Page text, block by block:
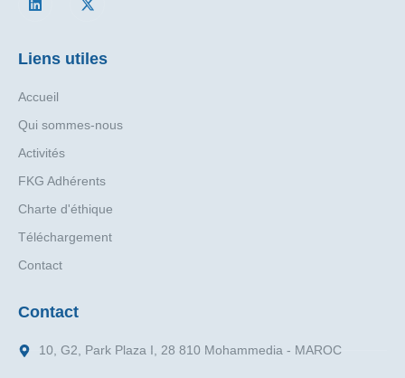
Liens utiles
Accueil
Qui sommes-nous
Activités
FKG Adhérents
Charte d'éthique
Téléchargement
Contact
Contact
10, G2, Park Plaza I, 28 810 Mohammedia - MAROC